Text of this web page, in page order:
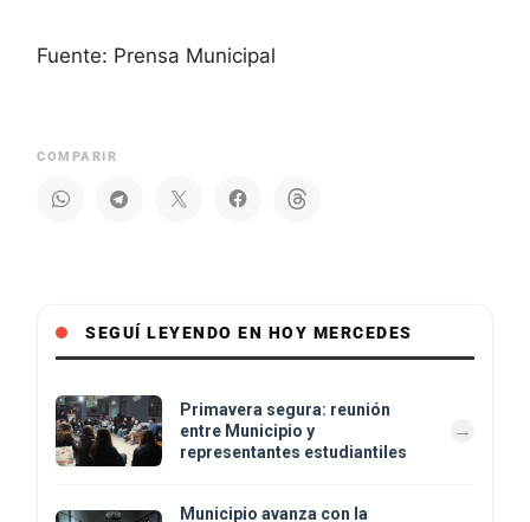
Fuente: Prensa Municipal
COMPARIR
SEGUÍ LEYENDO EN HOY MERCEDES
Primavera segura: reunión
entre Municipio y
representantes estudiantiles
Municipio avanza con la